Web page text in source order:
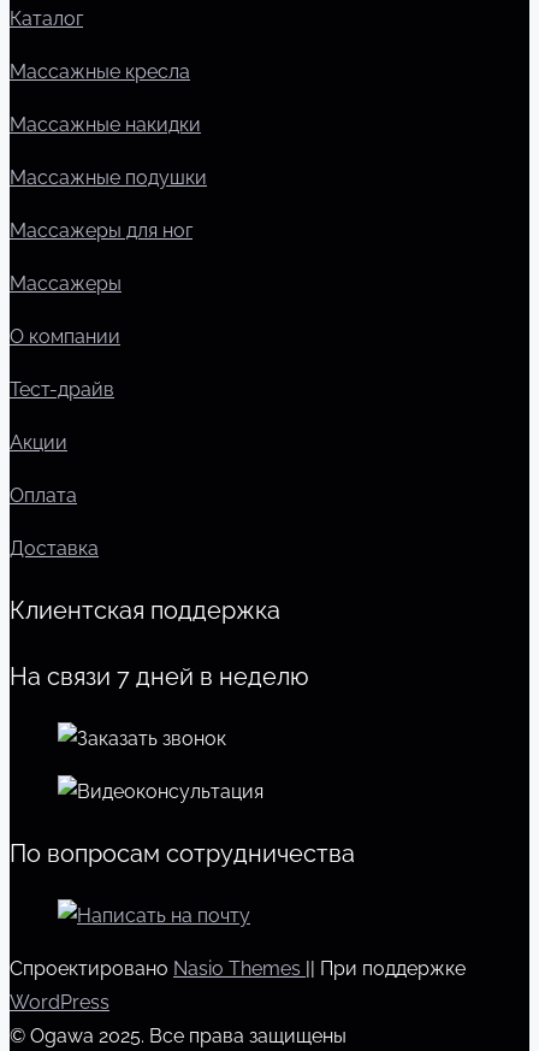
Каталог
Массажные кресла
Массажные накидки
Массажные подушки
Массажеры для ног
Массажеры
О компании
Тест-драйв
Акции
Оплата
Доставка
Клиентская поддержка
На связи 7 дней в неделю
По вопросам сотрудничества
Спроектировано Nasio Themes || При поддержке
WordPress
© Ogawa 2025. Все права защищены